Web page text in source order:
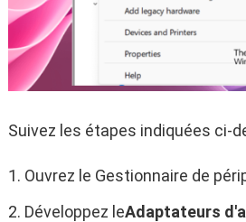
Suivez les étapes indiquées ci-
Ouvrez le Gestionnaire de
Développez leAdaptateurs